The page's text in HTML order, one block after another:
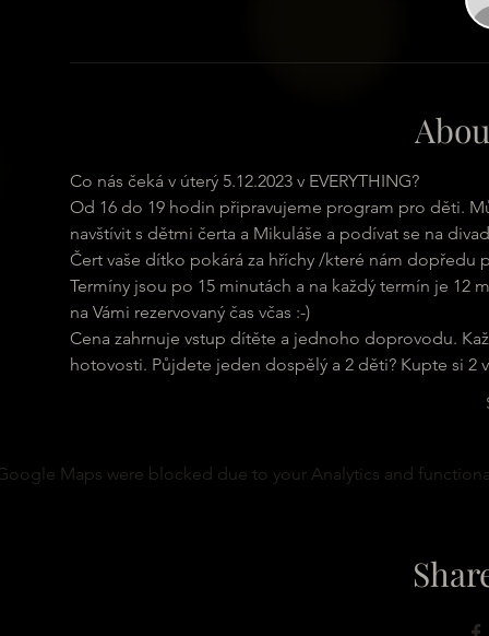
Co nás čeká v úterý 5.12.2023 v EVERYTHING?
Od 16 do 19 hodin připravujeme program pro děti.
navštívit s dětmi čerta a Mikuláše a podívat se na
Čert vaše dítko pokárá za hříchy /které nám
Termíny jsou po 15 minutách a na každý termín je
na Vámi rezervovaný čas včas :-)
Cena zahrnuje vstup dítěte a jednoho doprovodu.
hotovosti. Půjdete jeden dospělý a 2 děti? Kupte si 2
Maps were blocked due to your Analytics and